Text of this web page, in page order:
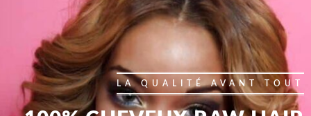
LA QUALITÉ AVANT TOUT